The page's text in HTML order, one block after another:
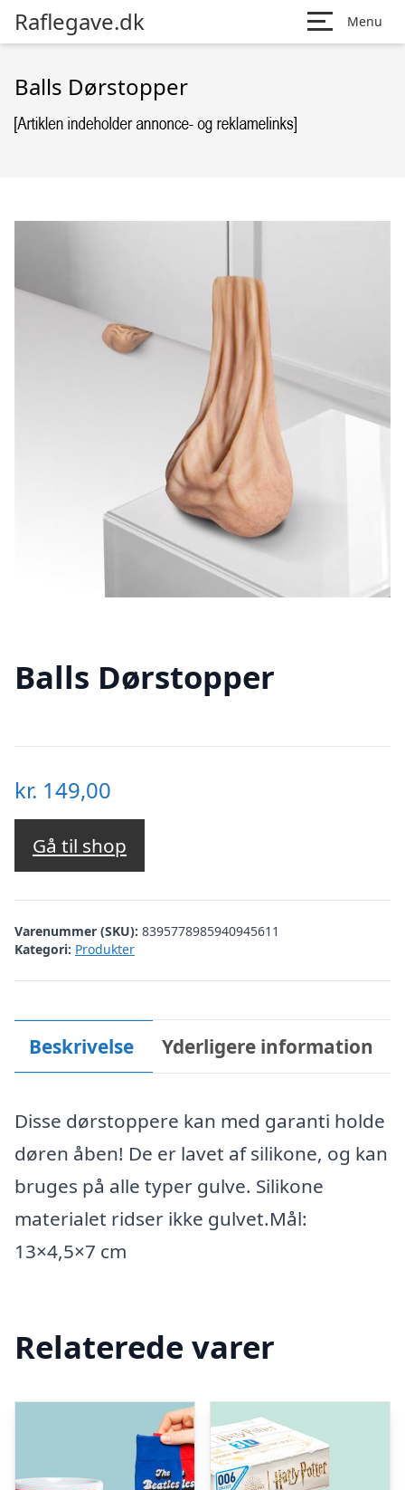
Raflegave.dk Menu
Balls Dørstopper
Balls Dørstopper
kr. 149,00
Gå til shop
Varenummer (SKU): 8395778985940945611
Kategori: Produkter
Beskrivelse Yderligere information
Disse dørstoppere kan med garanti holde
døren åben! De er lavet af silikone, og kan
bruges på alle typer gulve. Silikone
materialet ridser ikke gulvet.Mål:
13×4,5×7 cm
Relaterede varer